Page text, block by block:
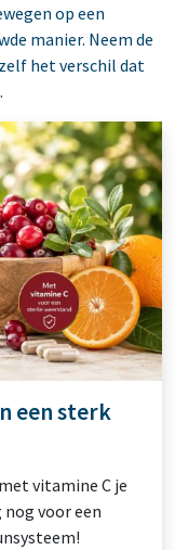
op een
manier. Neem de
het verschil dat
een sterk
vitamine C je
voor een